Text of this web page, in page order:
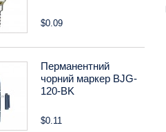
$0.09
Перманентний
чорний маркер BJG-
120-BK
$0.11